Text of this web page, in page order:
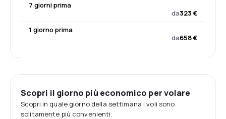
7 giorni prima
da323 €
1 giorno prima
da658 €
Scopri il giorno più economico per volare
Scopri in quale giorno della settimana i voli sono
solitamente più convenienti.